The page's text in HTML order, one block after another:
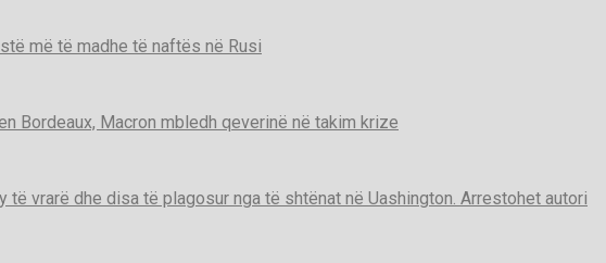
më të madhe të naftës në Rusi
Bordeaux, Macron mbledh qeverinë në takim krize
të vrarë dhe disa të plagosur nga të shtënat në Uashington. Arrestohet autori